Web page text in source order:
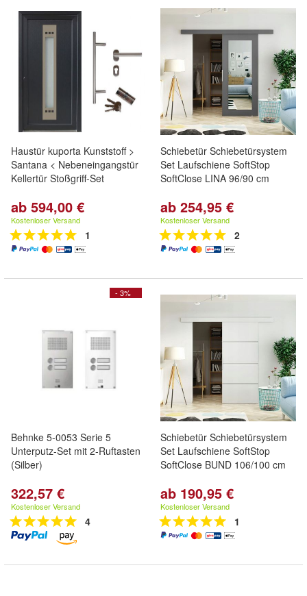
Haustür kuporta Kunststoff >
Santana < Nebeneingangstür
Kellertür Stoßgriff-Set
ab 594,00 €
Kostenloser Versand
1
Schiebetür Schiebetürsystem
Set Laufschiene SoftStop
SoftClose LINA 96/90 cm
ab 254,95 €
Kostenloser Versand
2
- 3%
Behnke 5-0053 Serie 5
Unterputz-Set mit 2-Ruftasten
(Silber)
322,57 €
Kostenloser Versand
4
Schiebetür Schiebetürsystem
Set Laufschiene SoftStop
SoftClose BUND 106/100 cm
ab 190,95 €
Kostenloser Versand
1